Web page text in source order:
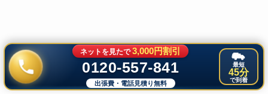
ネットを見たで3,000円割引
0120-557-841
出張費・電話見積り無料
最短
45分
で到着